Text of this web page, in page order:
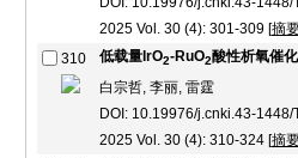
2025 Vol. 30 (4): 301-309 [摘
310
低载量IrO2-RuO2酸性析氧催
白宗哲, 李丽, 雷霆
DOI: 10.19976/j.cnki.43-1448/
2025 Vol. 30 (4): 310-324 [摘